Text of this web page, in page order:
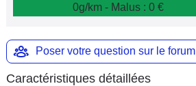
0g/km - Malus : 0 €
Poser votre question sur le forum
Caractéristiques détaillées